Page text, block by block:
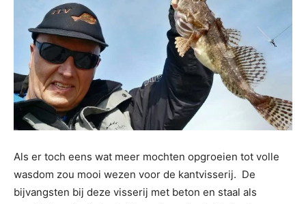
Als er toch eens wat meer mochten opgroeien tot volle
wasdom zou mooi wezen voor de kantvisserij. De
bijvangsten bij deze visserij met beton en staal als